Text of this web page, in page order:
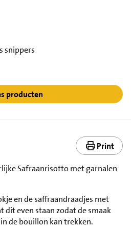
snippers
producten
Print
Safraanrisotto met garnalen
en de saffraandraadjes met
dit even staan zodat de smaak
de bouillon kan trekken.